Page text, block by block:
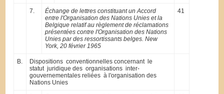
7.
Échange de lettres constituant un Accord
entre l'Organisation des Nations Unies et la
Belgique relatif au règlement de réclamations
présentées contre l'Organisation des Nations
Unies par des ressortissants belges. New
York, 20 février 1965
41
B.
Dispositions conventionnelles concernant le
statut juridique des organisations inter-
gouvernementales reliées à l'organisation des
Nations Unies